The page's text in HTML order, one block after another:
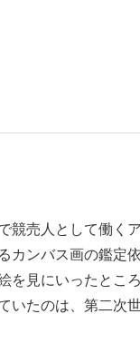
て…」サッカー日本代
売人として働く
カンバス画の鑑定
を見にいったと
いたのは、第二次